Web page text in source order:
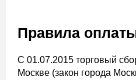
Правила
С 01.07.2015 торговый
Москве (закон города